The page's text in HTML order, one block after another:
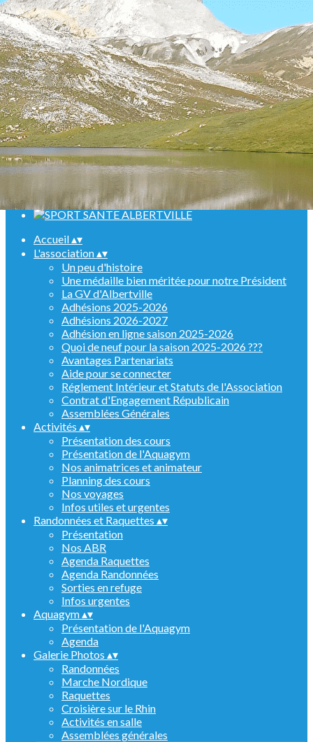
Menu
<
>
Randonnées
Marche Nordique
Raquettes
Croisière sur le Rhin
Activités en salle
Assemblées générales
Ajoutez un logo, un bouton, des réseaux sociaux
Cliquez pour éditer
Accueil▴▾
L'association▴▾
Un peu d'histoire
Une médaille bien méritée pour notre Président
La GV d'Albertville
Adhésions 2025-2026
Adhésions 2026-2027
Adhésion en ligne saison 2025-2026
Quoi de neuf pour la saison 2025-2026 ???
Avantages Partenariats
Aide pour se connecter
Réglement Intérieur et Statuts de l'Association
Contrat d'Engagement Républicain
Assemblées Générales
Activités ▴▾
Présentation des cours
Présentation de l'Aquagym
Nos animatrices et animateur
Planning des cours
Nos voyages
Infos utiles et urgentes
Randonnées et Raquettes ▴▾
Présentation
Nos ABR
Agenda Raquettes
Agenda Randonnées
Sorties en refuge
Infos urgentes
Aquagym▴▾
Présentation de l'Aquagym
Agenda
Galerie Photos ▴▾
Randonnées
Marche Nordique
Raquettes
Croisière sur le Rhin
Activités en salle
Assemblées générales